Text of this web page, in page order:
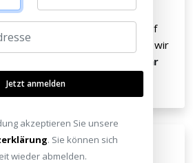
und Atmosphäre bleiben auf
Heimkino-Feeling empfehlen wir
eine hochwertige
Soundbar
.
Jetzt anmelden
akzeptieren Sie unsere
. Sie können sich
wieder abmelden.